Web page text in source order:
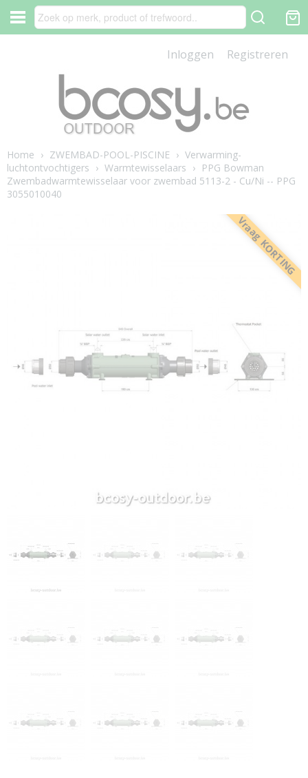
Inloggen Registreren
Home › ZWEMBAD-POOL-PISCINE › Verwarming-
luchtontvochtigers › Warmtewisselaars › PPG Bowman
Zwembadwarmtewisselaar voor zwembad 5113-2 - Cu/Ni -- PPG
3055010040
Vraag KORTING